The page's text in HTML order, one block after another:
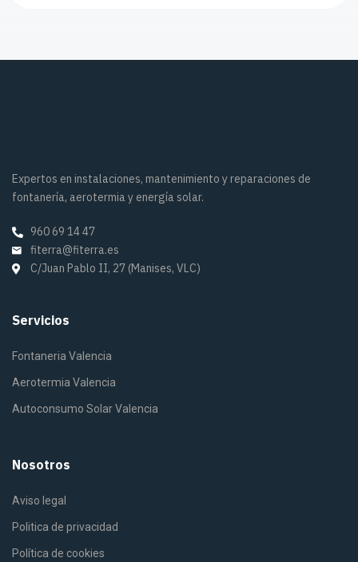
Expertos en instalaciones, mantenimiento y reparaciones de
fontanería, aerotermia y energía solar.
960 69 14 47
fiterra@fiterra.es
C/Juan Pablo II, 27 (Manises, VLC)
Servicios
Fontaneria Valencia
Aerotermia Valencia
Autoconsumo Solar Valencia
Nosotros
Aviso legal
Politica de privacidad
Política de cookies